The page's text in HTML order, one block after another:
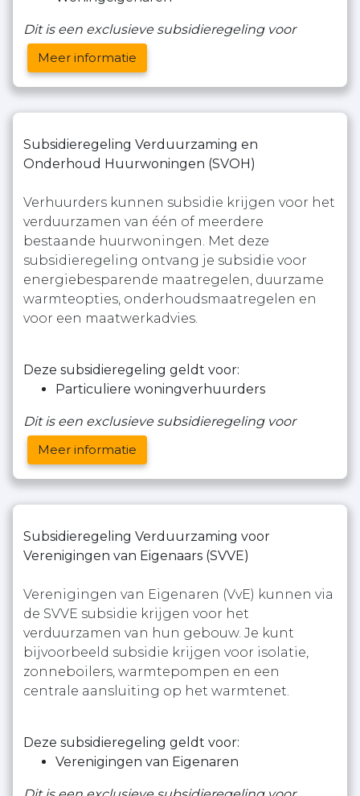
Dit is een exclusieve subsidieregeling voor
Meer informatie
Subsidieregeling Verduurzaming en
Onderhoud Huurwoningen (SVOH)
Verhuurders kunnen subsidie krijgen voor het
verduurzamen van één of meerdere
bestaande huurwoningen. Met deze
subsidieregeling ontvang je subsidie voor
energiebesparende maatregelen, duurzame
warmteopties, onderhoudsmaatregelen en
voor een maatwerkadvies.
Deze subsidieregeling geldt voor:
Particuliere woningverhuurders
Dit is een exclusieve subsidieregeling voor
Meer informatie
Subsidieregeling Verduurzaming voor
Verenigingen van Eigenaars (SVVE)
Verenigingen van Eigenaren (VvE) kunnen via
de SVVE subsidie krijgen voor het
verduurzamen van hun gebouw. Je kunt
bijvoorbeeld subsidie krijgen voor isolatie,
zonneboilers, warmtepompen en een
centrale aansluiting op het warmtenet.
Deze subsidieregeling geldt voor:
Verenigingen van Eigenaren